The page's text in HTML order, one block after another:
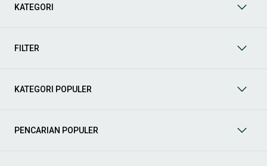
mobil bekas Anda berjalan lancar, efisien, dan menyenangkan.
berbagai jenis mobil baru maupun bekas dengan kondisi
Aksesoris Mobil: Lengkapi tampilan dan fungsionalitas mobil
KATEGORI
FILTER
KATEGORI POPULER
PENCARIAN POPULER